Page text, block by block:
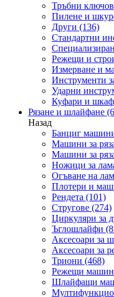
Тръбни
Пилене и
Други (136)
Стандартни
Режещи и
Измерване и
Инструменти
Ударни
Куфари и
Рязане и шлайфане
Назад
Банциг
Машини за
Машини за
Ножици за
Огъване на
Плотери и
Рендета (101)
Стругове (274)
Циркуляри за
Ъглошлайфи
Аксесоари за
Аксесоари за
Триони (468)
Режещи
Шлайфащи